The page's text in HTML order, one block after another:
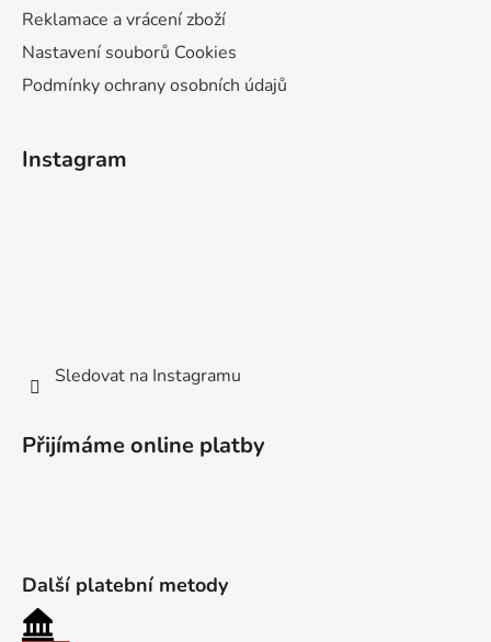
Reklamace a vrácení zboží
Nastavení souborů Cookies
Podmínky ochrany osobních údajů
Instagram
Sledovat na Instagramu
Přijímáme online platby
Další platební metody